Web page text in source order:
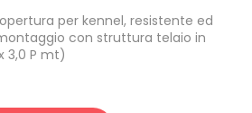
per kennel, resistente ed
con struttura telaio in
3,0 P mt)